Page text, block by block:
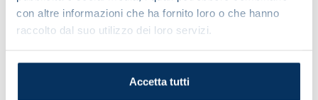
con altre informazioni che ha fornito loro o che hanno
raccolto dal suo utilizzo dei loro servizi.
Accetta tutti
team